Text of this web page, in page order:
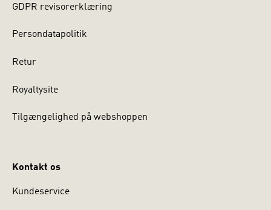
GDPR revisorerklæring
Persondatapolitik
Retur
Royaltysite
Tilgængelighed på webshoppen
Kontakt os
Kundeservice